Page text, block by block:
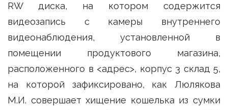
RW диска, на котором содержится
видеозапись с камеры внутреннего
видеонаблюдения, установленной в
помещении продуктового магазина,
расположенного в <адрес>, корпус 3 склад 5,
на которой зафиксировано, как Люлякова
М.И. совершает хищение кошелька из сумки